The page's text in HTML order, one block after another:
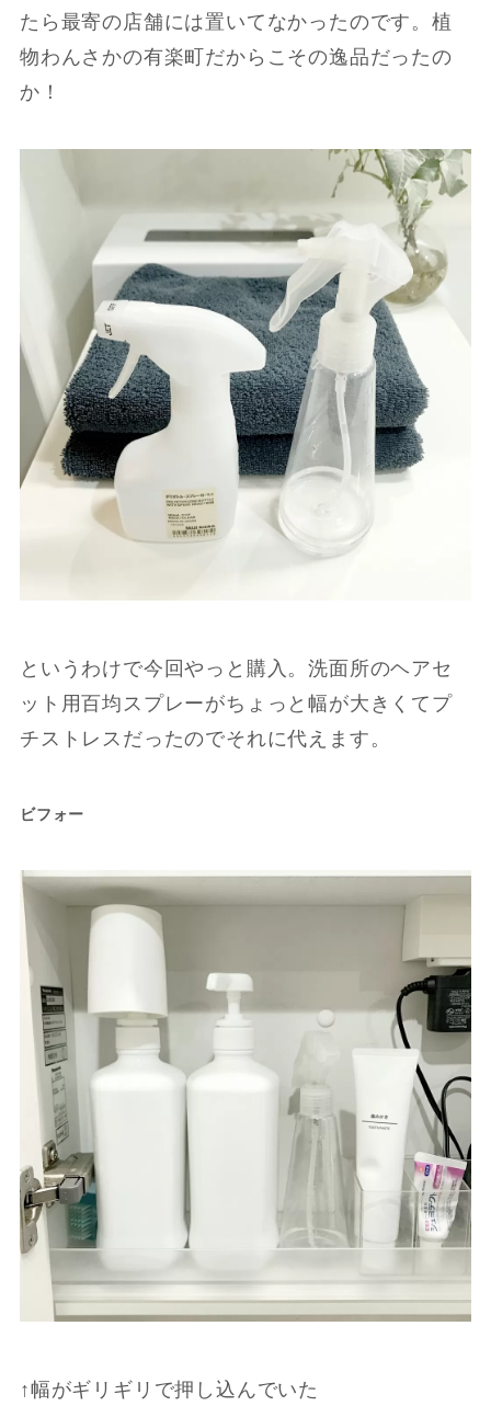
たら最寄の店舗には置いてなかったのです。植
物わんさかの有楽町だからこその逸品だったの
か！
というわけで今回やっと購入。洗面所のヘアセ
ット用百均スプレーがちょっと幅が大きくてプ
チストレスだったのでそれに代えます。
ビフォー
↑幅がギリギリで押し込んでいた